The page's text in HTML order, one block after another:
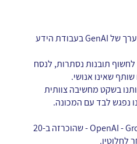
עד היום, רובנו כבר חווינו את הערך של GenAI בעבודת הידע
תובנות נסתרות, לנסח
שאינו אנושי.
בשקט מחשיבה צוותית
נפגש לבד עם המכונה.
היכולת החדשה של OpenAI - Group Chats - שהוכרזה ב-20